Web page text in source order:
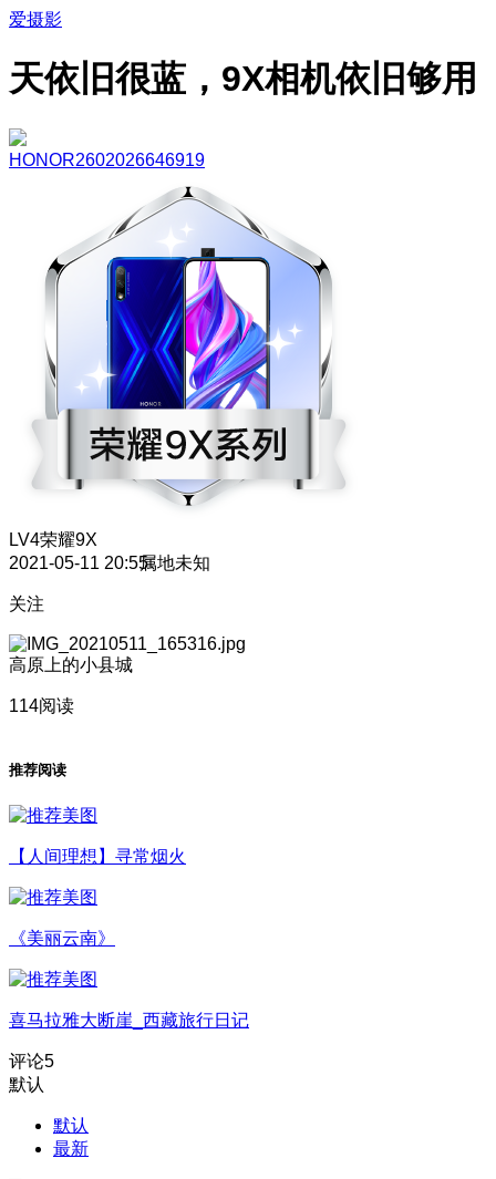
爱摄影
天依旧很蓝，9X相机依旧够用
HONOR2602026646919
LV4荣耀9X
2021-05-11 20:55属地未知
关注
高原上的小县城
114阅读
推荐阅读
【人间理想】寻常烟火
《美丽云南》
喜马拉雅大断崖_西藏旅行日记
评论5
默认
默认
最新